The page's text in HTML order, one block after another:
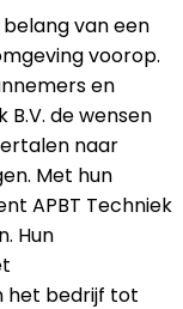
van een
voorop.
en
de wensen
naar
Met hun
APBT Techniek
Hun
het bedrijf tot